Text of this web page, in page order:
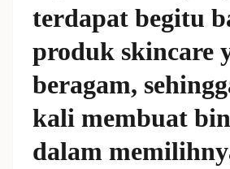
terdapat begitu
produk skincare
beragam,
kali membuat
dalam